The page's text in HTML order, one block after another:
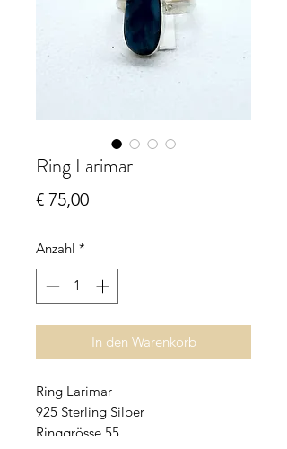
Ring Larimar
€ 75,00Preis
Anzahl *
In den Warenkorb
Ring Larimar
925 Sterling Silber
Ringgrösse 55